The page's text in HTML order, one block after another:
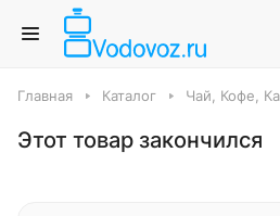
Главная Каталог Чай, Кофе,
Этот товар закончился